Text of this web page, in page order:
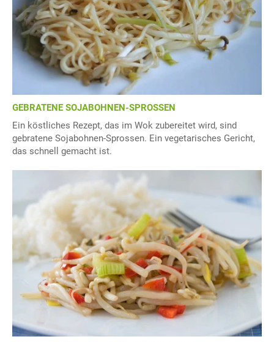
GEBRATENE SOJABOHNEN-SPROSSEN
Ein köstliches Rezept, das im Wok zubereitet wird, sind
gebratene Sojabohnen-Sprossen. Ein vegetarisches Gericht,
das schnell gemacht ist.